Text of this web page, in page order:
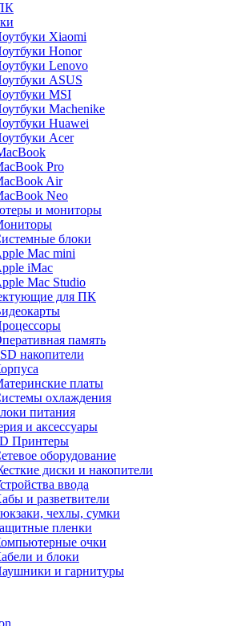
Xiaomi
Honor
Lenovo
ASUS
MSI
Machenike
Huawei
Acer
Pro
Air
Neo
и мониторы
блоки
Mac mini
iMac
Mac Studio
для ПК
память
накопители
платы
охлаждения
питания
и аксессуары
Принтеры
оборудование
диски и накопители
ввода
и разветвители
чехлы, сумки
пленки
очки
и блоки
и гарнитуры